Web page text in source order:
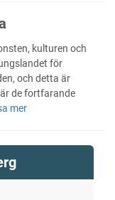
kulturen och
för
och detta är
de fortfarande
mer